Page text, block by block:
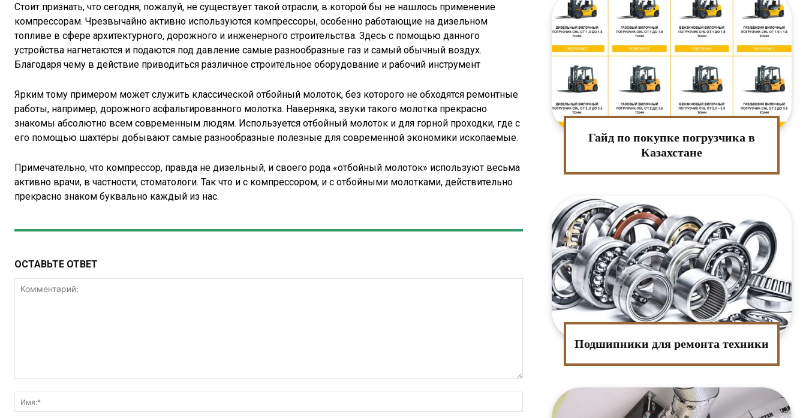
Стоит признать, что сегодня, пожалуй, не существует такой отрасли, в которой бы не нашлось применение
компрессорам. Чрезвычайно активно используются компрессоры, особенно работающие на дизельном
топливе в сфере архитектурного, дорожного и инженерного строительства. Здесь с помощью данного
устройства нагнетаются и подаются под давление самые разнообразные газ и самый обычный воздух.
Благодаря чему в действие приводиться различное строительное оборудование и рабочий инструмент
Ярким тому примером может служить классической отбойный молоток, без которого не обходятся ремонтные
работы, например, дорожного асфальтированного молотка. Наверняка, звуки такого молотка прекрасно
знакомы абсолютно всем современным людям. Используется отбойный молоток и для горной проходки, где с
его помощью шахтёры добывают самые разнообразные полезные для современной экономики ископаемые.
Примечательно, что компрессор, правда не дизельный, и своего рода «отбойный молоток» используют весьма
активно врачи, в частности, стоматологи. Так что и с компрессором, и с отбойными молотками, действительно
прекрасно знаком буквально каждый из нас.
ОСТАВЬТЕ ОТВЕТ
Гайд по покупке погрузчика в
Казахстане
Подшипники для ремонта техники